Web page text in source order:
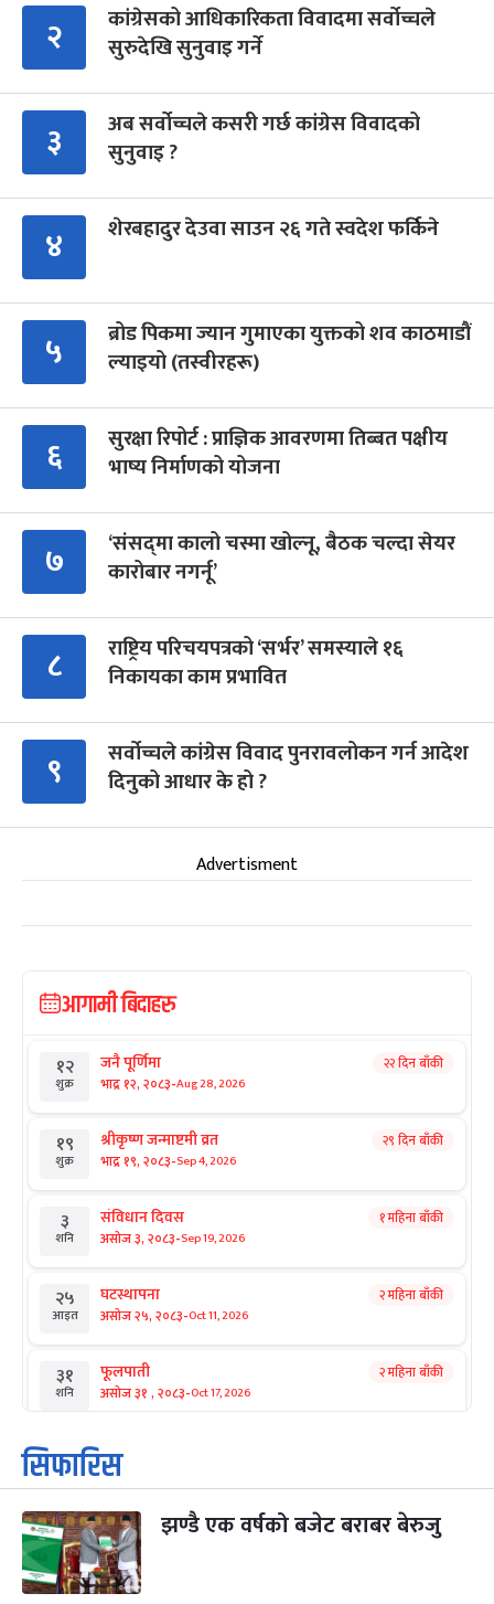
२
कांग्रेसको आधिकारिकता विवादमा सर्वोच्चले
सुरुदेखि सुनुवाइ गर्ने
३
अब सर्वोच्चले कसरी गर्छ कांग्रेस विवादको
सुनुवाइ ?
४ शेरबहादुर देउवा साउन २६ गते स्वदेश फर्किने
५
ब्रोड पिकमा ज्यान गुमाएका युक्तको शव काठमाडौं
ल्याइयो (तस्वीरहरू)
६
सुरक्षा रिपोर्ट : प्राज्ञिक आवरणमा तिब्बत पक्षीय
भाष्य निर्माणको योजना
७
‘संसद्‍मा कालो चस्मा खोल्नू, बैठक चल्दा सेयर
कारोबार नगर्नू’
८
राष्ट्रिय परिचयपत्रको ‘सर्भर’ समस्याले १६
निकायका काम प्रभावित
९
सर्वोच्चले कांग्रेस विवाद पुनरावलोकन गर्न आदेश
दिनुको आधार के हो ?
Advertisment
आगामी बिदाहरु
१२
शुक्र
जनै पूर्णिमा
भाद्र १२, २०८३-Aug 28, 2026
२२ दिन बाँकी
१९
शुक्र
श्रीकृष्ण जन्माष्टमी व्रत
भाद्र १९, २०८३-Sep 4, 2026
२९ दिन बाँकी
३
शनि
संविधान दिवस
असोज ३, २०८३-Sep 19, 2026
१ महिना बाँकी
२५
आइत
घटस्थापना
असोज २५, २०८३-Oct 11, 2026
२ महिना बाँकी
३१
शनि
फूलपाती
असोज ३१ , २०८३-Oct 17, 2026
२ महिना बाँकी
१
आइत
कार्तिक सङ्क्रान्ति
कार्तिक १, २०८३
३
मंगल
महानवमी
कार्तिक ३, २०८३
२ महिना बाँकी
सिफारिस
झण्डै एक वर्षको बजेट बराबर बेरुजु